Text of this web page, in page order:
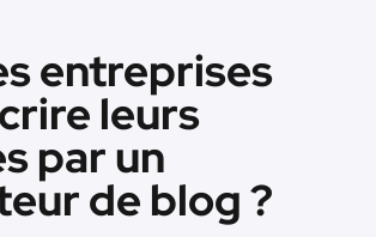
entreprises
leurs
par un
de blog ?